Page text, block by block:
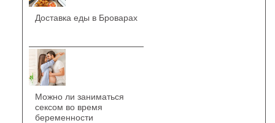
Доставка еды в Броварах
Можно ли заниматься
сексом во время
беременности